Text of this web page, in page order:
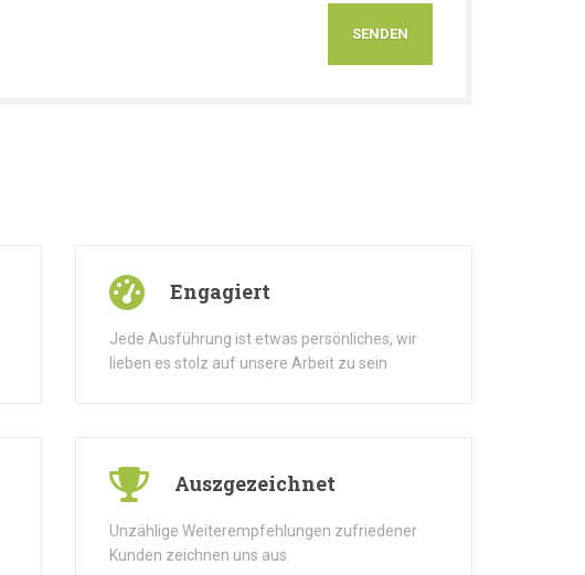
Engagiert
Jede Ausführung ist etwas persönliches, wir
lieben es stolz auf unsere Arbeit zu sein
Auszgezeichnet
Unzählige Weiterempfehlungen zufriedener
Kunden zeichnen uns aus